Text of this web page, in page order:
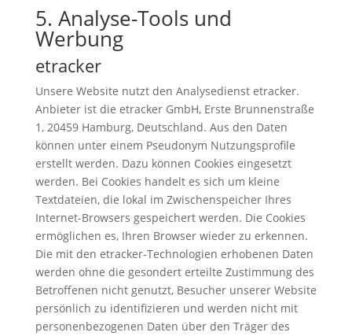
5. Analyse-Tools und
Werbung
etracker
Unsere Website nutzt den Analysedienst etracker.
Anbieter ist die etracker GmbH, Erste Brunnenstraße
1, 20459 Hamburg, Deutschland. Aus den Daten
können unter einem Pseudonym Nutzungsprofile
erstellt werden. Dazu können Cookies eingesetzt
werden. Bei Cookies handelt es sich um kleine
Textdateien, die lokal im Zwischenspeicher Ihres
Internet-Browsers gespeichert werden. Die Cookies
ermöglichen es, Ihren Browser wieder zu erkennen.
Die mit den etracker-Technologien erhobenen Daten
werden ohne die gesondert erteilte Zustimmung des
Betroffenen nicht genutzt, Besucher unserer Website
persönlich zu identifizieren und werden nicht mit
personenbezogenen Daten über den Träger des